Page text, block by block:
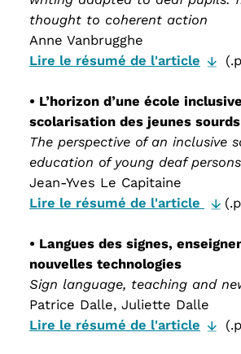
thought to coherent action
Anne Vanbrugghe
Lire le résumé de l'article
• L’horizon d’une école
scolarisation des jeunes sourds
The perspective of an inclusive
education of young deaf persons
Jean-Yves Le Capitaine
Lire le résumé de l'article
• Langues des signes,
nouvelles technologies
Sign language, teaching and
Patrice Dalle, Juliette Dalle
Lire le résumé de l'article